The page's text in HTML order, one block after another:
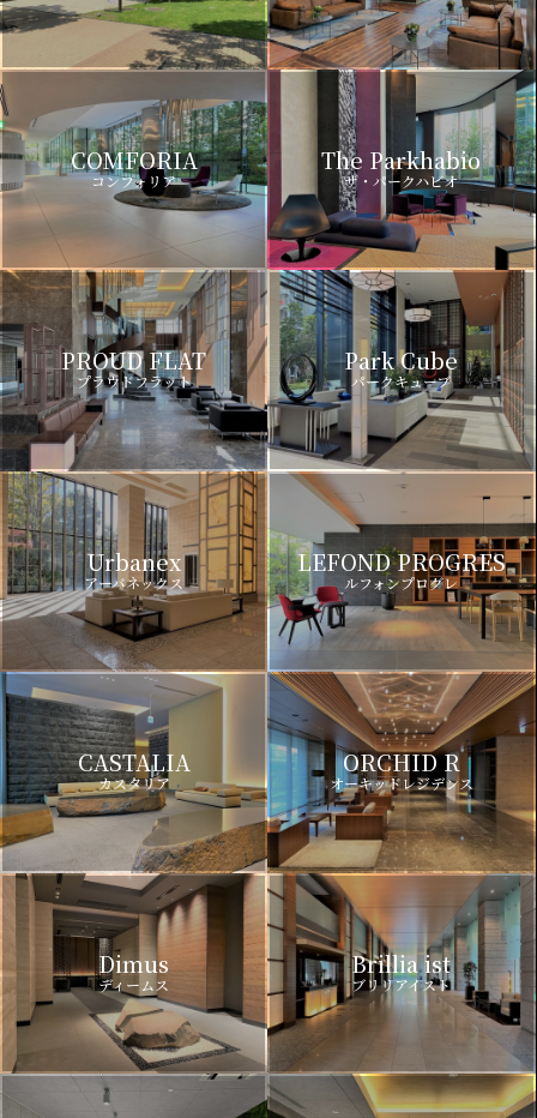
COMFORIA
コンフォリア
The Parkhabio
ザ・パークハビオ
PROUD FLAT
プラウドフラット
Park Cube
パークキューブ
Urbanex
アーバネックス
LEFOND PROGRES
ルフォンプログレ
CASTALIA
カスタリア
ORCHID R
オーキッドレジデンス
Dimus
ディームス
Brillia ist
ブリリアイスト